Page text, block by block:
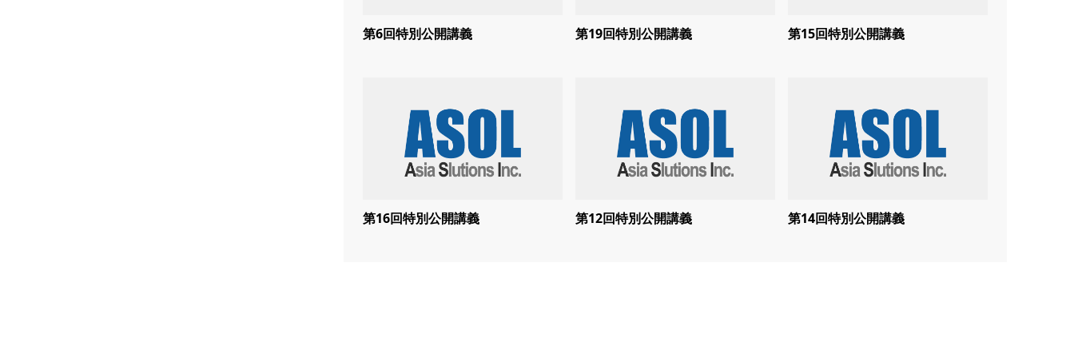
第6回特別公開講義 第19回特別公開講義 第15回特別公開講義
第16回特別公開講義 第12回特別公開講義 第14回特別公開講義